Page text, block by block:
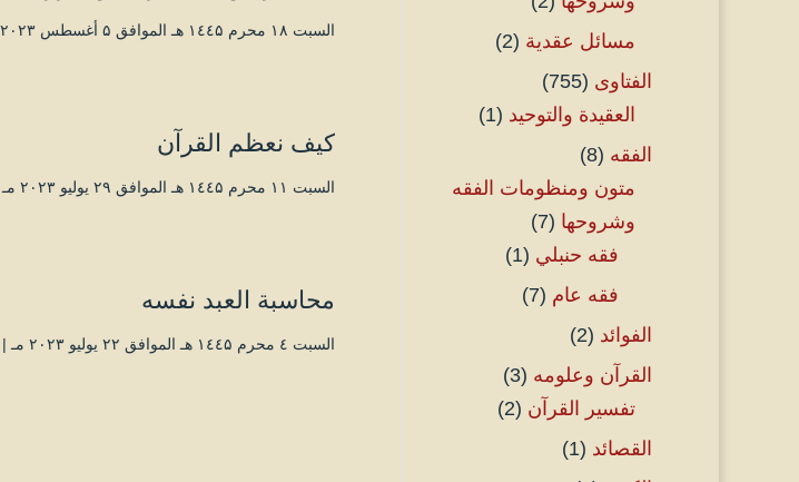
السبت ۱۸ محرم ۱٤٤۵ هـ الموافق ۵ أغسطس ۲۰۲۳ مـ |
كيف نعظم القرآن
السبت ۱۱ محرم ۱٤٤۵ هـ الموافق ۲۹ يوليو ۲۰۲۳ مـ |
محاسبة العبد نفسه
السبت ٤ محرم ۱٤٤۵ هـ الموافق ۲۲ يوليو ۲۰۲۳ مـ |
مسائل عقدية (2)
الفتاوى (755)
العقيدة والتوحيد (1)
الفقه (8)
متون ومنظومات الفقه
وشروحها (7)
فقه حنبلي (1)
فقه عام (7)
الفوائد (2)
القرآن وعلومه (3)
تفسير القرآن (2)
القصائد (1)